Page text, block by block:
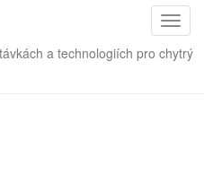
T
g
a technologiích pro chytrý